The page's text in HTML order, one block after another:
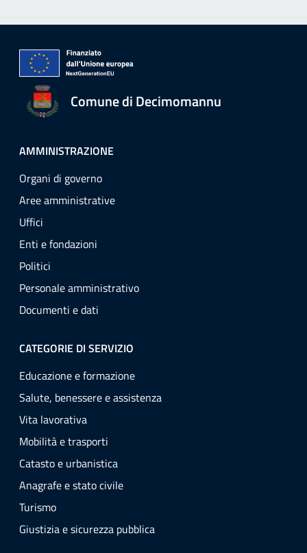
Comune di Decimomannu
AMMINISTRAZIONE
Organi di governo
Aree amministrative
Uffici
Enti e fondazioni
Politici
Personale amministrativo
Documenti e dati
CATEGORIE DI SERVIZIO
Educazione e formazione
Salute, benessere e assistenza
Vita lavorativa
Mobilità e trasporti
Catasto e urbanistica
Anagrafe e stato civile
Turismo
Giustizia e sicurezza pubblica